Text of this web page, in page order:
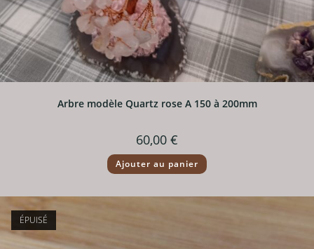
Arbre modèle Quartz rose A 150 à 200mm
60,00 €
Ajouter au panier
ÉPUISÉ